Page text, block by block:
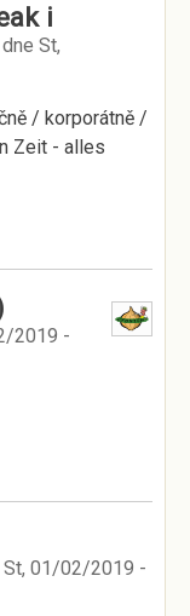
i
dne St,
/ korporátně /
Zeit - alles
2019 -
St, 01/02/2019 -